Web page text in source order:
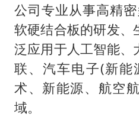
公司专业从事高精密
软硬结合板的研发、
泛应用于人工智能、
联、汽车电子(新能
术、新能源、航空
域。